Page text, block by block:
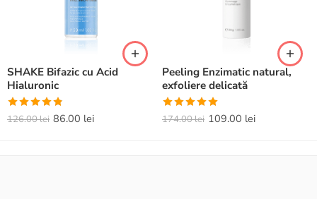
SHAKE Bifazic cu Acid
Hialuronic
Evaluat la
4.82din 5
126.00lei 86.00 lei
Peeling Enzimatic natural,
exfoliere delicată
Evaluat la
5.00din 5
174.00lei 109.00 lei